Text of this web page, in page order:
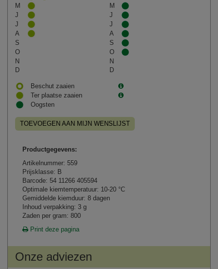
M
M
J
J
J
J
A
A
S
S
O
O
N
N
D
D
Beschut zaaien
Ter plaatse zaaien
Oogsten
TOEVOEGEN AAN MIJN WENSLIJST
Productgegevens:
Artikelnummer: 559
Prijsklasse: B
Barcode: 54 11266 405594
Optimale kiemtemperatuur: 10-20 °C
Gemiddelde kiemduur: 8 dagen
Inhoud verpakking: 3 g
Zaden per gram: 800
Print deze pagina
Onze adviezen